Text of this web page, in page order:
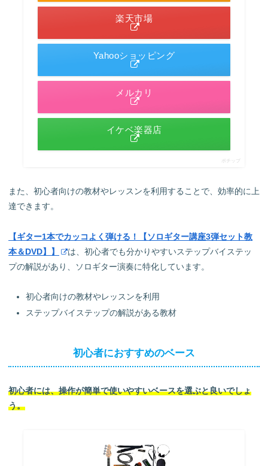
楽天市場
Yahooショッピング
メルカリ
イケベ楽器店
ポチップ
また、初心者向けの教材やレッスンを利用することで、効率的に上
達できます。
【ギター1本でカッコよく弾ける！【ソロギター講座3弾セット教
本＆DVD】】
は、初心者でも分かりやすいステップバイステッ
プの解説があり、ソロギター演奏に特化しています。
初心者向けの教材やレッスンを利用
ステップバイステップの解説がある教材
初心者におすすめのベース
初心者には、操作が簡単で使いやすいベースを選ぶと良いでしょ
う。